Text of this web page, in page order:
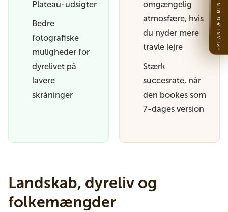
Plateau-udsigter
Bedre
fotografiske
muligheder for
dyrelivet på
lavere
skråninger
omgængelig
atmosfære, hvis
du nyder mere
travle lejre
Stærk
succesrate, når
den bookes som
7-dages version
Landskab, dyreliv og
folkemængder